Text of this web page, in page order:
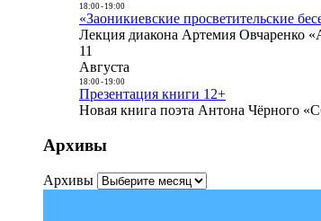
18:00- 19:00
«Заоникиевские просветительские
Лекция диакона Артемия Овчаренко
11
Августа
18:00- 19:00
Презентация книги 12+
Новая книга поэта Антона Чёрного
Архивы
Архивы